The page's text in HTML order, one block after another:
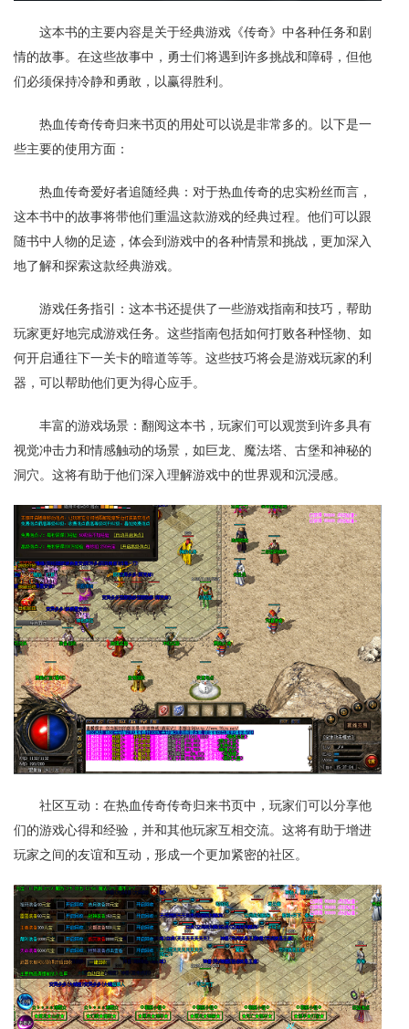
这本书的主要内容是关于经典游戏《传奇》中各种任务和剧
情的故事。在这些故事中，勇士们将遇到许多挑战和障碍，但他
们必须保持冷静和勇敢，以赢得胜利。
热血传奇传奇归来书页的用处可以说是非常多的。以下是一
些主要的使用方面：
热血传奇爱好者追随经典：对于热血传奇的忠实粉丝而言，
这本书中的故事将带他们重温这款游戏的经典过程。他们可以跟
随书中人物的足迹，体会到游戏中的各种情景和挑战，更加深入
地了解和探索这款经典游戏。
游戏任务指引：这本书还提供了一些游戏指南和技巧，帮助
玩家更好地完成游戏任务。这些指南包括如何打败各种怪物、如
何开启通往下一关卡的暗道等等。这些技巧将会是游戏玩家的利
器，可以帮助他们更为得心应手。
丰富的游戏场景：翻阅这本书，玩家们可以观赏到许多具有
视觉冲击力和情感触动的场景，如巨龙、魔法塔、古堡和神秘的
洞穴。这将有助于他们深入理解游戏中的世界观和沉浸感。
社区互动：在热血传奇传奇归来书页中，玩家们可以分享他
们的游戏心得和经验，并和其他玩家互相交流。这将有助于增进
玩家之间的友谊和互动，形成一个更加紧密的社区。